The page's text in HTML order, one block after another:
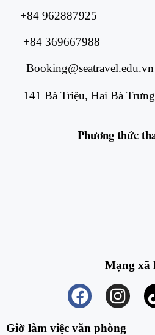
+84 962887925
+84 369667988
Booking@seatravel.edu.vn
141 Bà Triệu, Hai Bà
Phương thức
Mạng xã
Giờ làm việc văn phòng